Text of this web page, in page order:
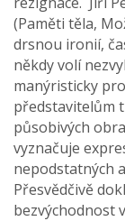
(Paměti těla,
drsnou ironií,
někdy volí
manýristicky
představitelům
působivých
vyznačuje
nepodstatných
Přesvědčivě
bezvýchodnost